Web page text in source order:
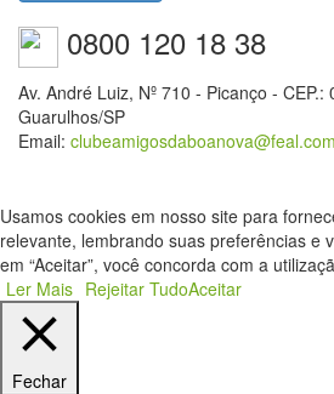
0800 120 18 38
Av. André Luiz, Nº 710 - Picanço - CEP.:
Guarulhos/SP
Email:
Usamos cookies em nosso site para
relevante, lembrando suas preferências e
em “Aceitar”, você concorda com a
Ler Mais Rejeitar TudoAceitar
Fechar